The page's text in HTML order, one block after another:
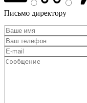
Письмо директору